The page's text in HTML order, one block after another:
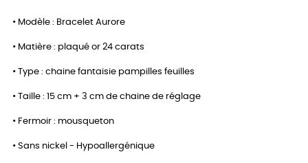
• Modèle : Bracelet Aurore
• Matière : plaqué or 24 carats
• Type : chaine fantaisie pampilles feuilles
• Taille : 15 cm + 3 cm de chaine de réglage
• Fermoir : mousqueton
• Sans nickel - Hypoallergénique